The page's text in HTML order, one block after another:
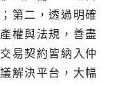
第二，透過明確
權與法規，善盡
易契約皆納入仲
解決平台，大幅